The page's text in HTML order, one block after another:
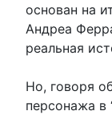
основан на
Андреа
реальная
Но, говоря
персонажа в